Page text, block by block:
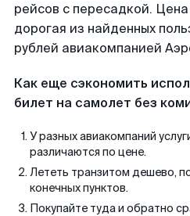
рейсов с пересадкой.
дорогая из найденных
рублей авиакомпанией
Как еще сэкономить
билет на самолет без
У разных авиакомпаний
различаются по цене.
Лететь транзитом дешево,
конечных пунктов.
Покупайте туда и обратно